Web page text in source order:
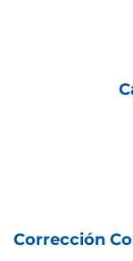
Corrección